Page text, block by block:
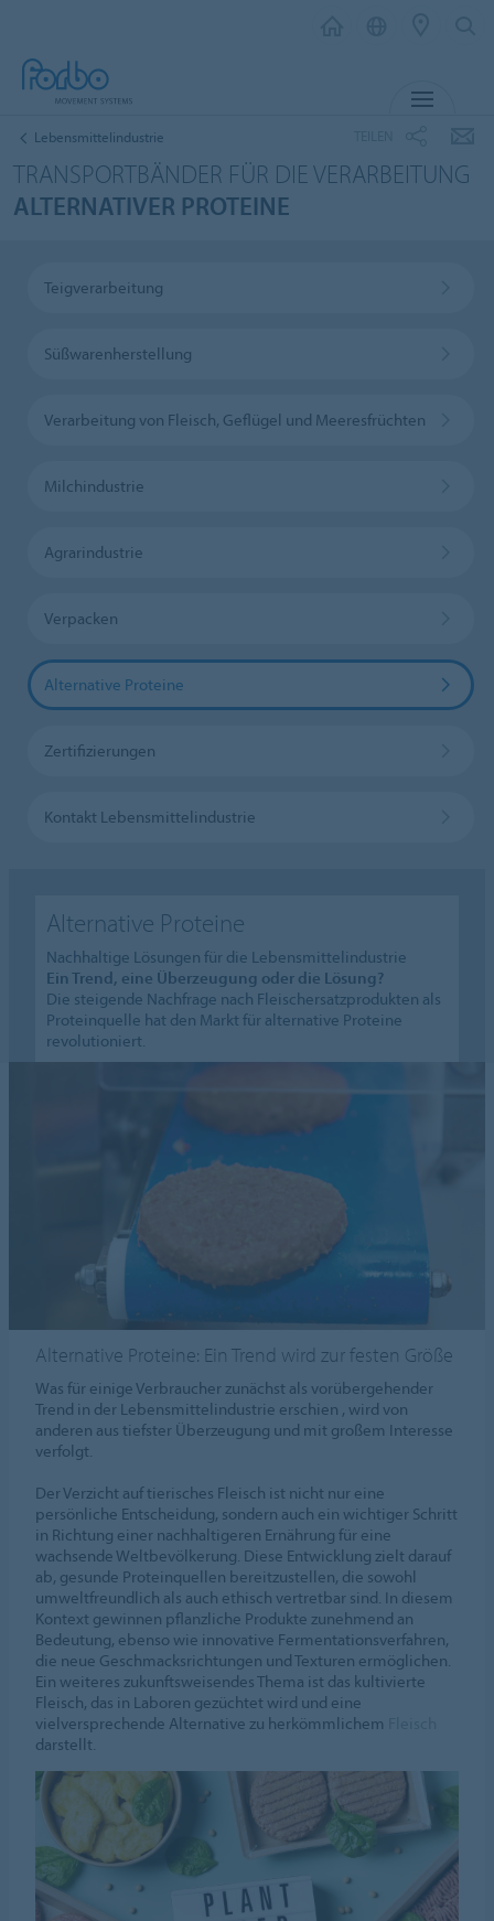
Lebensmittelindustrie
TRANSPORTBÄNDER FÜR DIE VERARBEITUNG
ALTERNATIVER PROTEINE
Teigverarbeitung
Süßwarenherstellung
Verarbeitung von Fleisch, Geflügel und Meeresfrüchten
Milchindustrie
Agrarindustrie
Verpacken
Alternative Proteine
Zertifizierungen
Kontakt Lebensmittelindustrie
Alternative Proteine
Nachhaltige Lösungen für die Lebensmittelindustrie
Ein Trend, eine Überzeugung oder die Lösung?
Die steigende Nachfrage nach Fleischersatzprodukten als
Proteinquelle hat den Markt für alternative Proteine
revolutioniert.
Alternative Proteine: Ein Trend wird zur festen Größe
Was für einige Verbraucher zunächst als vorübergehender
Trend in der Lebensmittelindustrie erschien , wird von
anderen aus tiefster Überzeugung und mit großem Interesse
verfolgt.
Der Verzicht auf tierisches Fleisch ist nicht nur eine
persönliche Entscheidung, sondern auch ein wichtiger Schritt
in Richtung einer nachhaltigeren Ernährung für eine
wachsende Weltbevölkerung. Diese Entwicklung zielt darauf
ab, gesunde Proteinquellen bereitzustellen, die sowohl
umweltfreundlich als auch ethisch vertretbar sind. In diesem
Kontext gewinnen pflanzliche Produkte zunehmend an
Bedeutung, ebenso wie innovative Fermentationsverfahren,
die neue Geschmacksrichtungen und Texturen ermöglichen.
Ein weiteres zukunftsweisendes Thema ist das kultivierte
Fleisch, das in Laboren gezüchtet wird und eine
vielversprechende Alternative zu herkömmlichem
darstellt.